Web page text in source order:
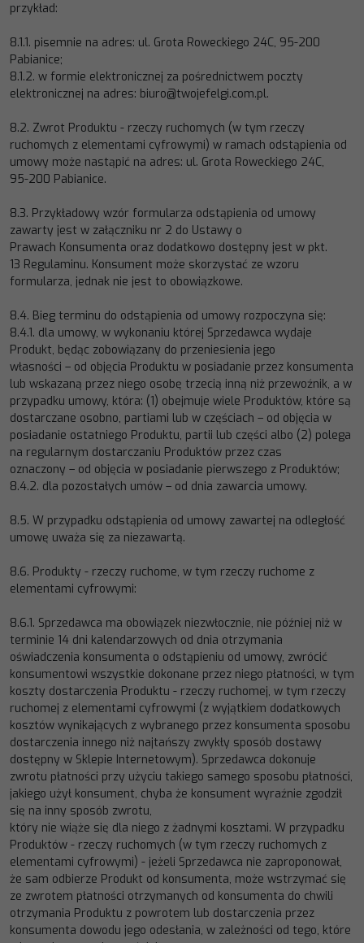
przykład:
8.1.1. pisemnie na adres: ul. Grota Roweckiego 24C, 95-200
Pabianice;
8.1.2. w formie elektronicznej za pośrednictwem poczty
elektronicznej na adres: biuro@twojefelgi.com.pl.
8.2. Zwrot Produktu - rzeczy ruchomych (w tym rzeczy
ruchomych z elementami cyfrowymi) w ramach odstąpienia od
umowy może nastąpić na adres: ul. Grota Roweckiego 24C,
95-200 Pabianice.
8.3. Przykładowy wzór formularza odstąpienia od umowy
zawarty jest w załączniku nr 2 do Ustawy o
Prawach Konsumenta oraz dodatkowo dostępny jest w pkt.
13 Regulaminu. Konsument może skorzystać ze wzoru
formularza, jednak nie jest to obowiązkowe.
8.4. Bieg terminu do odstąpienia od umowy rozpoczyna się:
8.4.1. dla umowy, w wykonaniu której Sprzedawca wydaje
Produkt, będąc zobowiązany do przeniesienia jego
własności – od objęcia Produktu w posiadanie przez konsumenta
lub wskazaną przez niego osobę trzecią inną niż przewoźnik, a w
przypadku umowy, która: (1) obejmuje wiele Produktów, które są
dostarczane osobno, partiami lub w częściach – od objęcia w
posiadanie ostatniego Produktu, partii lub części albo (2) polega
na regularnym dostarczaniu Produktów przez czas
oznaczony – od objęcia w posiadanie pierwszego z Produktów;
8.4.2. dla pozostałych umów – od dnia zawarcia umowy.
8.5. W przypadku odstąpienia od umowy zawartej na odległość
umowę uważa się za niezawartą.
8.6. Produkty - rzeczy ruchome, w tym rzeczy ruchome z
elementami cyfrowymi:
8.6.1. Sprzedawca ma obowiązek niezwłocznie, nie później niż w
terminie 14 dni kalendarzowych od dnia otrzymania
oświadczenia konsumenta o odstąpieniu od umowy, zwrócić
konsumentowi wszystkie dokonane przez niego płatności, w tym
koszty dostarczenia Produktu - rzeczy ruchomej, w tym rzeczy
ruchomej z elementami cyfrowymi (z wyjątkiem dodatkowych
kosztów wynikających z wybranego przez konsumenta sposobu
dostarczenia innego niż najtańszy zwykły sposób dostawy
dostępny w Sklepie Internetowym). Sprzedawca dokonuje
zwrotu płatności przy użyciu takiego samego sposobu płatności,
jakiego użył konsument, chyba że konsument wyraźnie zgodził
się na inny sposób zwrotu,
który nie wiąże się dla niego z żadnymi kosztami. W przypadku
Produktów - rzeczy ruchomych (w tym rzeczy ruchomych z
elementami cyfrowymi) - jeżeli Sprzedawca nie zaproponował,
że sam odbierze Produkt od konsumenta, może wstrzymać się
ze zwrotem płatności otrzymanych od konsumenta do chwili
otrzymania Produktu z powrotem lub dostarczenia przez
konsumenta dowodu jego odesłania, w zależności od tego, które